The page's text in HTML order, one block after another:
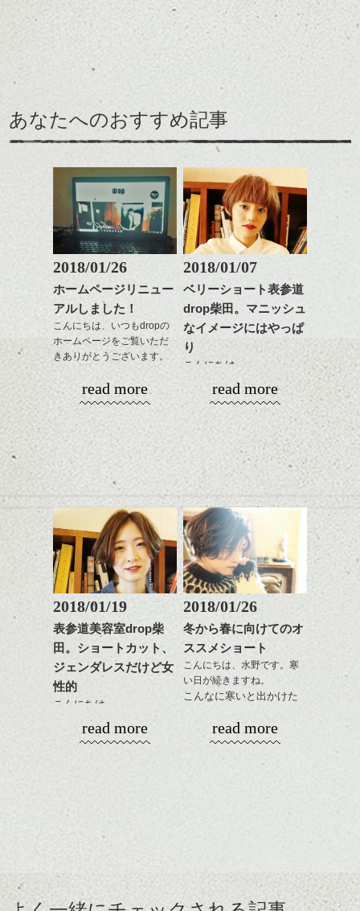
カラーリングとの組み合
ながら楽しむ事ができる
とても良いところです。
ダークトーンの色味でク
ナチュラルなトーンの色
で柔らかさをプラスする
のも良いですね。
またクセ毛の方は質感調
整のストレートパーマで
髪質改善すると
おすすめです。
いつものスタイリングが
ドライした後オイルやワ
ックスをなじませるだけ
に。
これからのスタイルチェ
ンジの事、髪質に合った
お手入れ方法等、
是非なんでもご相談して
お待ちしております。
ナチュラルなベージュカ
ラーで全体にツヤと透明
質感も綺麗に見せやす
スタイリング方法は全体
をドライした後、
ワックスとオイルを混ぜ
ながらもみこみ、なじま
せます。
質感をかるくととのえな
がら耳かけアレンジする
のも良い感じです。
これからのスタイルチェ
ンジ、似合うカラーリン
グの事やお手入れ方法な
是非なんでもご相談して
下さいね。
シバタ
スパ／伸びても目立たない
ルカラー/髪質改善/TOKIOト
ェイスラインのデザイン
バックを短めにカットし
ンパクトになるようにす
るのが良い感じです。
ベージュ系等の肌を綺麗
に見せる効果のあるカラ
ーリングをプラスして透
明感を表現すると
更に雰囲気が出やすくな
って毎日のお手入れも簡
単になりますよ。
さり気ない程度にハイラ
イトをいれるのもおすす
スタイリングも簡単で、
ワックスとオイル、バー
ム等の質感を調整しやす
いものを全体になじませ
ながら
整えるだけですよ。
これからのスタイルチェ
ンジの事等
是非なんでもご相談して
下さい。
お待ちしております
いろんなシーンに雰囲気
をだしやすくスタイリン
グも簡単で良いので朝の
時短にも◎
出できるので、
この時期とてもおすすめ
ですよ。
ナチュラルなベージュカ
ラーで全体にツヤと透明
感をプラスして
質感も綺麗に見せやす
く。
をドライした後、
ワックスとオイルを混ぜ
ながらもみこみ、なじま
せます。
質感をかるくととのえな
がら耳かけアレンジする
のも良い感じです。
これからのスタイルチェ
ンジ、似合うカラーリン
グの事やお手入れ方法な
是非なんでもご相談して
シバタ
あなたへのおすすめ記事
2018/01/26
ホームページリニュー
アルしました！
こんにちは、いつもdropの
ホームページをご覧いただ
きありがとうございます。
１５周年と移転に合わ
せ、少しばかり遅くなり
今回もdropらしく、かっ
こ良いHPに仕上がりまし
たのでいろいろ見て下さ
いね。
今後の更新もお楽しみ
に！
read more
2018/01/07
ベリーショート表参道
drop柴田。マニッシュ
なイメージにはやっぱ
り
こんにちは、
明けましておめでとうご
ざいます。今年も宜しく
お願い致します！
2018年になってもう一週
平成30年というのもなん
かとても新しい感じがし
ますね。
ヘアーも雰囲気を変えた
い、なんていう方結構い
るのではないでしょう
か？
ひきつづきミニマムヘア
で、
今回はマッシュ(っぽい!)
ショートカットの話。
ここ最近タイトでコンパ
クトなイメージのショー
read more
2018/01/19
表参道美容室drop柴
田。ショートカット、
ジェンダレスだけど女
性的
こんにちは。
春に向けて！
前髪長めで後髪短くだ
と、抜け感のあるこなれ
read more
2018/01/26
冬から春に向けてのオ
ススメショート
こんにちは、水野です。寒
い日が続きますね。
こんなに寒いと出かけた
なのでおうちで暖かくし
てまったりと過ごす冬
に、そしてこれからの春
トにもバランスよく合う
緩いパーマがリラックス
read more